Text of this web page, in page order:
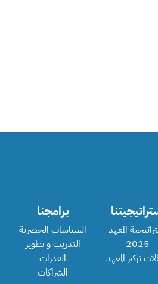
المعهد
2025
تركيز المعهد
برامجنا
السياسات الحضرية
التدريب و تطوير
القدرات
الشراكات